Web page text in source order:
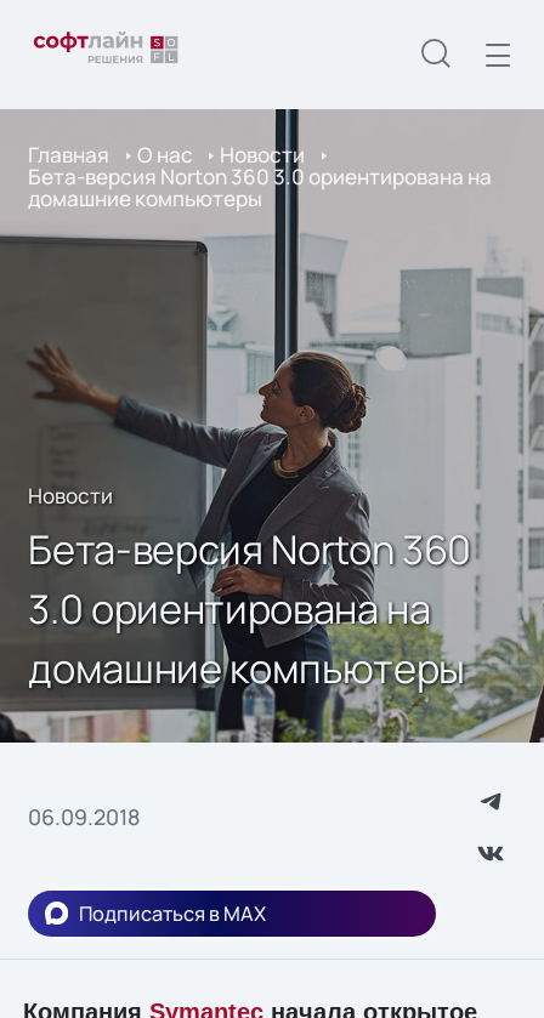
Главная О нас Новости
Бета-версия Norton 360 3.0 ориентирована на
домашние компьютеры
Новости
Бета-версия Norton 360
3.0 ориентирована на
домашние компьютеры
06.09.2018
Подписаться в MAX
Компания Symantecначала открытое